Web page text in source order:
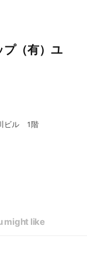
プ（有）ユ
ビル 1階
might like